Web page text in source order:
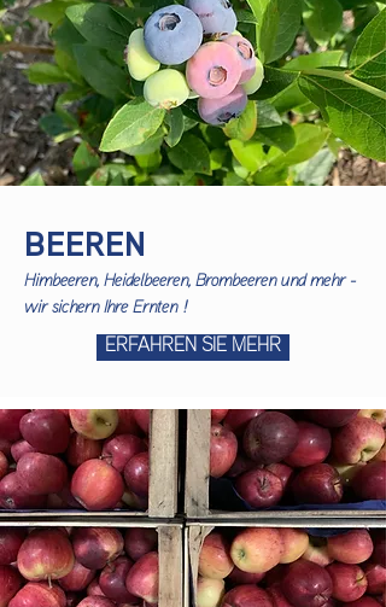
BEEREN
Himbeeren, Heidelbeeren, Brombeeren und mehr -
wir sichern Ihre Ernten !
ERFAHREN SIE MEHR